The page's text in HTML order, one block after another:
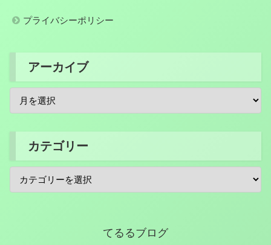
プライバシーポリシー
アーカイブ
カテゴリー
てるるブログ